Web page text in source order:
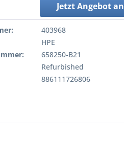
Jetzt Angebot
403968
HPE
658250-B21
Refurbished
886111726806